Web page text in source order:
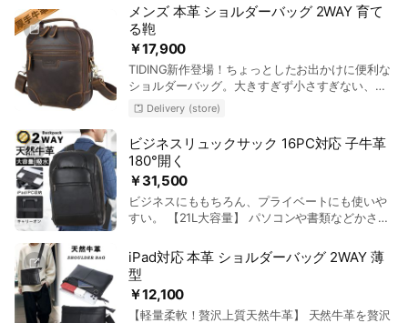
ベルト調節可能長さ：106cm〜120cm＊幅
1.7cm、【重量】約0.45kg、【仕様】メインポケ
ット×1、内部：カード入れｘ3、仕切りZIPポケッ
トx1、背面：ZIPポケット×1
ズ感も魅力です。
質感を生かしため、肌触り感が普通の本革比べも
っと良い！使い込む程体に馴染む、ビンテージか
らますますオイル光沢になる経年変化起こり、牛
革真の価値を発揮する。 【便利なショルダーリー
ド】肩掛けができて両手を空けて愛犬との散歩を
楽しめるリードです。ショルダーリードはもちろ
んショート、ミドル、ロングと長さ調整ができま
自由に動けるため、犬にとってストレスが少な
く、快適な散歩が可能です。 TIDING(タイディン
グ) 日本商標 第 5862355号 第18類 鞄、財布 カ
ラ- ダークブラウン 素材 厚手牛革 サイズ 約160-
205cm＊幅3cm/約0.35kg ※本商品はリードの単
品です。
￥17,900
メンズ 本革 ショルダーバッグ 2WAY 育て
る鞄
TIDING新作登場！ちょっとしたお出かけに便利な
ショルダーバッグ。大きすぎず小さすぎない、ち
ょうどいいサイズです。 ◆大人気のアンティーク
な風合いが特徴の本革レザーショルダーバッグが
登場しました！シンプルさが魅力的で、さまざま
なシーンで活躍します。この大きすぎず小さすぎ
ないサイズなので、体にぴったりフィットし、ど
んな服にも合わせやすいです。使い込むほどに馴
染んで、心地良くなっていきます。日常使いや出
勤、出張などにもおすすめです。 TIDING(タイデ
布 カラ- ダークブラウン色 素材 贅沢天然牛革
サイズ 横21cmｘ縦25cmｘマチ8cm(重さ約
0.85kg) ショルダーストラップ: 調節可能(77cm〜
123cm×幅3cm) 【収納サイズ】iPadmin、折りた
たみ傘、500mlペットボトル、スマホ、モバイル
Delivery (store)
￥31,500
ビジネスリュックサック 16PC対応 子牛革
180°開く
ビジネスにももちろん、プライベートにも使いや
すい。 【21L大容量】 パソコンや書類などかさば
っておりますので、通勤や通学などのシーンでの
使用感も優れています。 【フルオープン開閉して
収納楽々】 ラウンドファスナー三層式メインポケ
ット、物整理がうまくできる。 お体に接触部分は
ソフトなメッシュ構造、疲れ・蒸しを軽減、長時
￥12,100
iPad対応 本革 ショルダーバッグ 2WAY 薄
型
【軽量柔軟！贅沢上質天然牛革】 天然牛革を贅沢